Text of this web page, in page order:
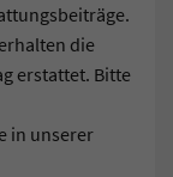
die
erstattet. Bitte
in unserer